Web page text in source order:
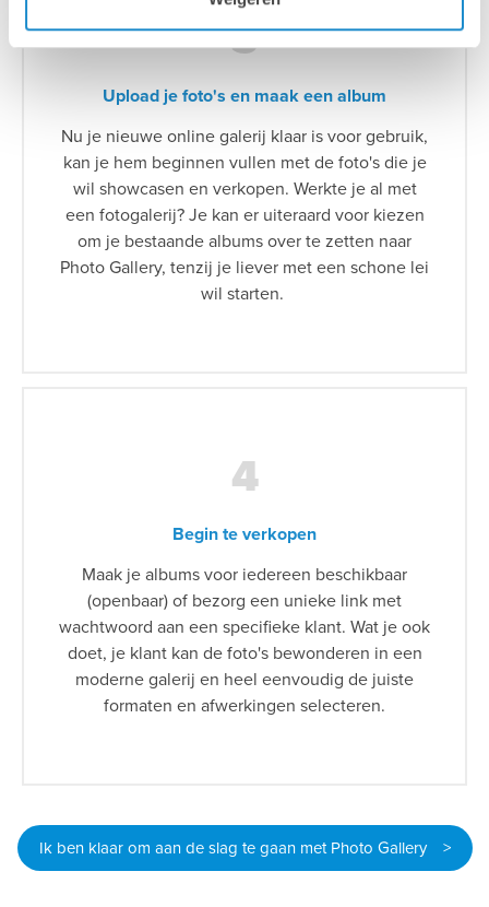
3
Upload je foto's en maak een album
Nu je nieuwe online galerij klaar is voor gebruik,
kan je hem beginnen vullen met de foto's die je
wil showcasen en verkopen. Werkte je al met
een fotogalerij? Je kan er uiteraard voor kiezen
om je bestaande albums over te zetten naar
Photo Gallery, tenzij je liever met een schone lei
wil starten.
4
Begin te verkopen
Maak je albums voor iedereen beschikbaar
(openbaar) of bezorg een unieke link met
wachtwoord aan een specifieke klant. Wat je ook
doet, je klant kan de foto's bewonderen in een
moderne galerij en heel eenvoudig de juiste
formaten en afwerkingen selecteren.
Ik ben klaar om aan de slag te gaan met Photo Gallery >